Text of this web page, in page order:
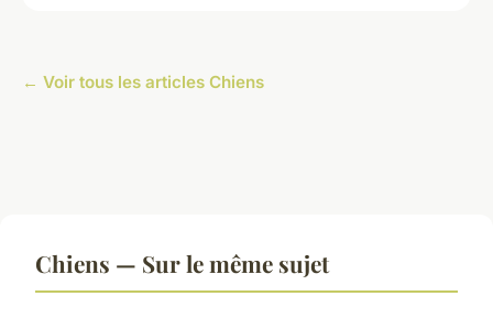
← Voir tous les articles Chiens
Chiens — Sur le même sujet